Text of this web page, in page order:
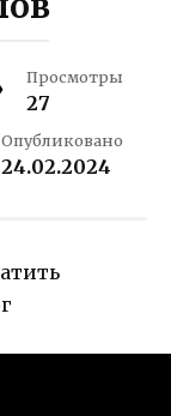
Просмотры
27
Опубликовано
24.02.2024